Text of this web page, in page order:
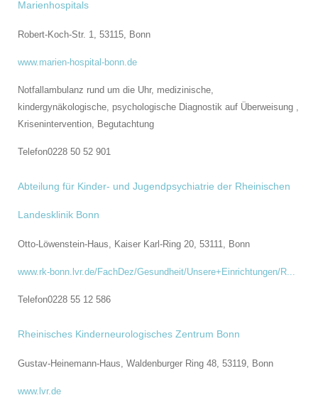
Marienhospitals
Robert-Koch-Str. 1, 53115, Bonn
www.marien-hospital-bonn.de
Notfallambulanz rund um die Uhr, medizinische,
kindergynäkologische, psychologische Diagnostik auf Überweisung ,
Krisenintervention, Begutachtung
Telefon0228 50 52 901
Abteilung für Kinder- und Jugendpsychiatrie der Rheinischen
Landesklinik Bonn
Otto-Löwenstein-Haus, Kaiser Karl-Ring 20, 53111, Bonn
www.rk-bonn.lvr.de/FachDez/Gesundheit/Unsere+Einrichtungen/R...
Telefon0228 55 12 586
Rheinisches Kinderneurologisches Zentrum Bonn
Gustav-Heinemann-Haus, Waldenburger Ring 48, 53119, Bonn
www.lvr.de